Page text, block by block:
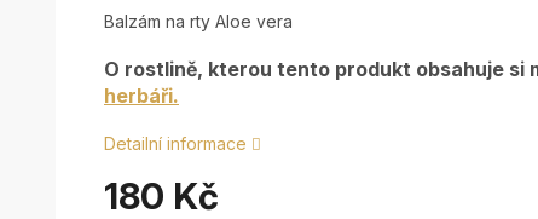
Balzám na rty Aloe vera
O rostlině, kterou tento produkt obsahuje si
herbáři.
Detailní informace
180 Kč